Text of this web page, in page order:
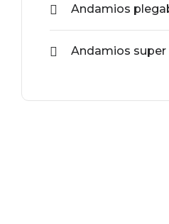
Andamios
Andamios